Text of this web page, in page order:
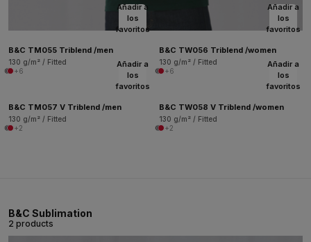
Añadir a
los
favoritos
B&C TM055 Triblend /men
130 g/m² / Fitted
+6
Añadir a
los
favoritos
B&C TW056 Triblend /women
130 g/m² / Fitted
+6
Añadir a
los
favoritos
B&C TM057 V Triblend /men
130 g/m² / Fitted
+2
Añadir a
los
favoritos
B&C TW058 V Triblend /women
130 g/m² / Fitted
+2
B&C Sublimation
2 products